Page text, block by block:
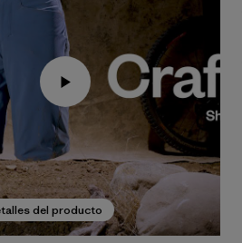
del producto